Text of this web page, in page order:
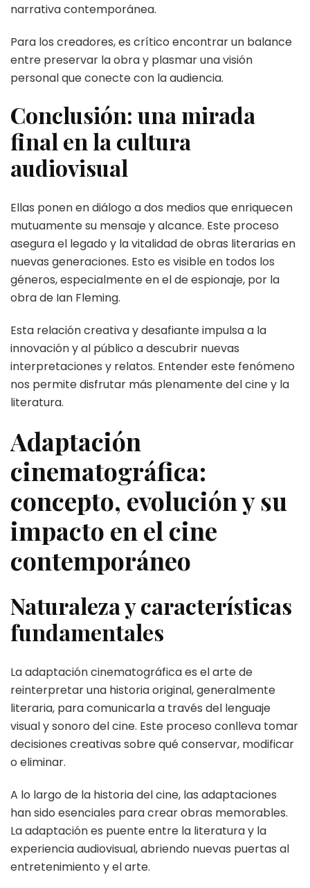
narrativa contemporánea.
Para los creadores, es crítico encontrar un balance
entre preservar la obra y plasmar una visión
personal que conecte con la audiencia.
Conclusión: una mirada
final en la cultura
audiovisual
Ellas ponen en diálogo a dos medios que enriquecen
mutuamente su mensaje y alcance. Este proceso
asegura el legado y la vitalidad de obras literarias en
nuevas generaciones. Esto es visible en todos los
géneros, especialmente en el de espionaje, por la
obra de Ian Fleming.
Esta relación creativa y desafiante impulsa a la
innovación y al público a descubrir nuevas
interpretaciones y relatos. Entender este fenómeno
nos permite disfrutar más plenamente del cine y la
literatura.
Adaptación
cinematográfica:
concepto, evolución y su
impacto en el cine
contemporáneo
Naturaleza y características
fundamentales
La adaptación cinematográfica es el arte de
reinterpretar una historia original, generalmente
literaria, para comunicarla a través del lenguaje
visual y sonoro del cine. Este proceso conlleva tomar
decisiones creativas sobre qué conservar, modificar
o eliminar.
A lo largo de la historia del cine, las adaptaciones
han sido esenciales para crear obras memorables.
La adaptación es puente entre la literatura y la
experiencia audiovisual, abriendo nuevas puertas al
entretenimiento y el arte.